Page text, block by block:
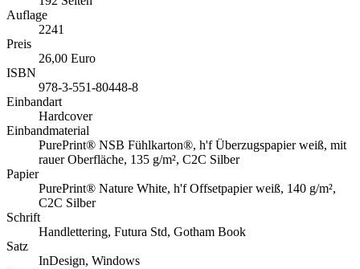
Auflage
2241
Preis
26,00 Euro
ISBN
978-3-551-80448-8
Einbandart
Hardcover
Einbandmaterial
PurePrint® NSB Fühlkarton®, h'f Überzugspapier weiß, mit
rauer Oberfläche, 135 g/m², C2C Silber
Papier
PurePrint® Nature White, h'f Offsetpapier weiß, 140 g/m²,
C2C Silber
Schrift
Handlettering, Futura Std, Gotham Book
Satz
InDesign, Windows